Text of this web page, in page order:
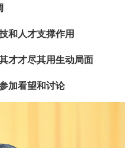
和人才支撑作用
才才尽其用生动局面
加看望和讨论